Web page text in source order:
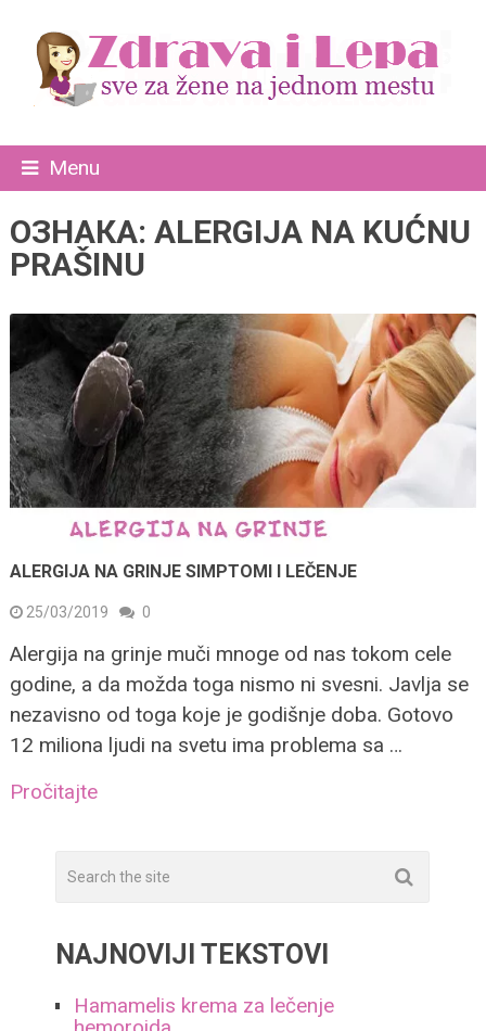
Menu
ОЗНАКА: ALERGIJA NA KUĆNU
PRAŠINU
ALERGIJA NA GRINJE SIMPTOMI I LEČENJE
25/03/2019 0
Alergija na grinje muči mnoge od nas tokom cele
godine, a da možda toga nismo ni svesni. Javlja se
nezavisno od toga koje je godišnje doba. Gotovo
12 miliona ljudi na svetu ima problema sa …
Pročitajte
NAJNOVIJI TEKSTOVI
Hamamelis krema za lečenje